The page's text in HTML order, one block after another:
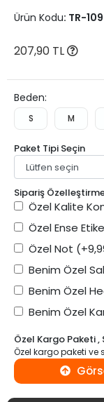
Ürün Kodu: TR-
207,90 TL
Beden:
S M
Paket Tipi Seçin
Sipariş
Özel Kalite
Özel Ense
Özel Not
Benim Özel
Benim Özel
Benim Özel
Özel Kargo Paketi
Özel kargo paketi ve